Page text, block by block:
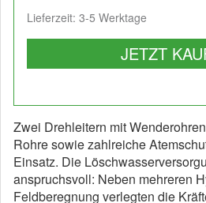
Lieferzeit: 3-5 Werktage
JETZT
Zwei Drehleitern mit
Rohre sowie zahlreiche
Einsatz. Die
anspruchsvoll: Neben mehreren
Feldberegnung verlegten die